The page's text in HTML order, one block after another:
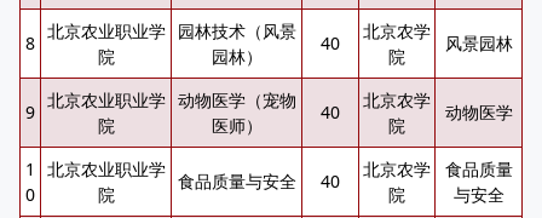
8
北京农业职业学
院
园林技术（风景
园林）
40
北京农学
院
风景园林
9
北京农业职业学
院
动物医学（宠物
医师）
40
北京农学
院
动物医学
1
0
北京农业职业学
院
食品质量与安全 40
北京农学
院
食品质量
与安全